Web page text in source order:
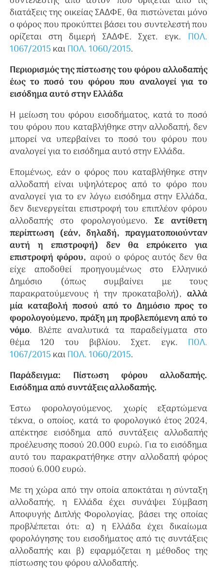
διατάξεις της οικείας ΣΑΔΦΕ, θα πιστώνεται μόνο
ο φόρος που προκύπτει βάσει του συντελεστή που
ορίζεται στη διμερή ΣΑΔΦΕ. Σχετ. εγκ. ΠΟΛ.
1067/2015καιΠΟΛ. 1060/2015.
Περιορισμός της πίστωσης του φόρου αλλοδαπής
έως το ποσό του φόρου που αναλογεί για το
εισόδημα αυτό στην Ελλάδα
Η μείωση του φόρου εισοδήματος, κατά το ποσό
του φόρου που καταβλήθηκε στην αλλοδαπή, δεν
μπορεί να υπερβαίνει το ποσό του φόρου που
αναλογεί για το εισόδημα αυτό στην Ελλάδα.
Επομένως, εάν ο φόρος που καταβλήθηκε στην
αλλοδαπή είναι υψηλότερος από το φόρο που
αναλογεί για το εν λόγω εισόδημα στην Ελλάδα,
δεν διενεργείται επιστροφή του επιπλέον φόρου
αλλοδαπής στο φορολογούμενο.Σε αντίθετη
περίπτωση (εάν, δηλαδή, πραγματοποιούνταν
αυτή η επιστροφή) δεν θα επρόκειτο για
επιστροφή φόρου, αφού ο φόρος αυτός δεν θα
είχε αποδοθεί προηγουμένως στο Ελληνικό
Δημόσιο (όπως συμβαίνει με τους
παρακρατούμενους ή την προκαταβολή), αλλά
μία καταβολή ποσού από το Δημόσιο προς το
φορολογούμενο, πράξη μη προβλεπόμενη από το
νόμο. Βλέπε αναλυτικά τα παραδείγματα στο
θέμα 120 του βιβλίου. Σχετ. εγκ. ΠΟΛ.
1067/2015καιΠΟΛ. 1060/2015.
Παράδειγμα: Πίστωση φόρου αλλοδαπής.
Εισόδημα από συντάξεις αλλοδαπής.
Έστω φορολογούμενος, χωρίς εξαρτώμενα
τέκνα, ο οποίος, κατά το φορολογικό έτος 2024,
απέκτησε εισόδημα από συντάξεις αλλοδαπής
προέλευσης ποσού 20.000 ευρώ. Για το εισόδημα
αυτό του παρακρατήθηκε στην αλλοδαπή φόρος
ποσού 6.000 ευρώ.
Με τη χώρα από την οποία αποκτάται η σύνταξη
αλλοδαπής, η Ελλάδα έχει συνάψει Σύμβαση
Αποφυγής Διπλής Φορολογίας, βάσει της οποίας
προβλέπεται ότι: α) η Ελλάδα έχει δικαίωμα
φορολόγησης του εισοδήματος από τις συντάξεις
αλλοδαπής και β) εφαρμόζεται η μέθοδος της
πίστωσης του φόρου αλλοδαπής.